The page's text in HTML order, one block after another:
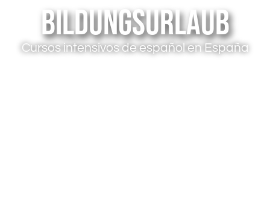
Bildungsurlaub
Cursos intensivos de español en España